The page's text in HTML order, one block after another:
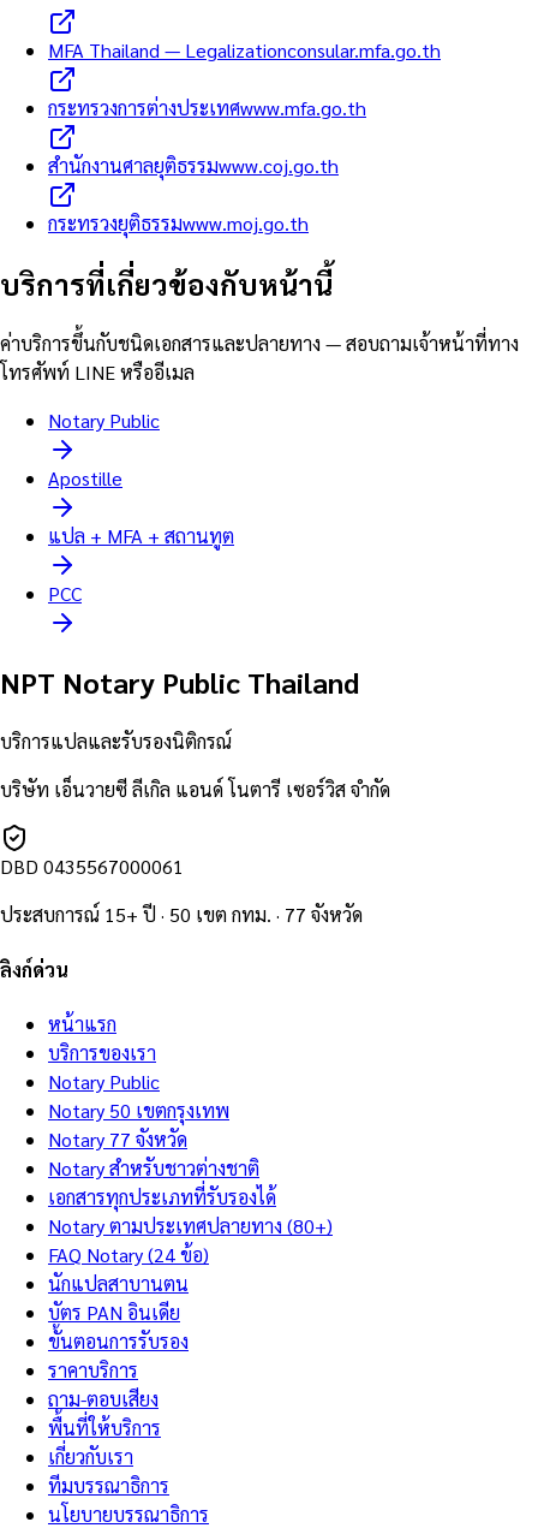
MFA Thailand — Legalizationconsular.mfa.go.th
กระทรวงการต่างประเทศwww.mfa.go.th
สำนักงานศาลยุติธรรมwww.coj.go.th
กระทรวงยุติธรรมwww.moj.go.th
บริการที่เกี่ยวข้องกับหน้านี้
ค่าบริการขึ้นกับชนิดเอกสารและปลายทาง — สอบถามเจ้าหน้าที่ทาง
โทรศัพท์ LINE หรืออีเมล
Notary Public
Apostille
แปล + MFA + สถานทูต
PCC
NPT Notary Public Thailand
บริการแปลและรับรองนิติกรณ์
บริษัท เอ็นวายซี ลีเกิล แอนด์ โนตารี เซอร์วิส จำกัด
DBD 0435567000061
ประสบการณ์ 15+ ปี · 50 เขต กทม. · 77 จังหวัด
ลิงก์ด่วน
หน้าแรก
บริการของเรา
Notary Public
Notary 50 เขตกรุงเทพ
Notary 77 จังหวัด
Notary สำหรับชาวต่างชาติ
เอกสารทุกประเภทที่รับรองได้
Notary ตามประเทศปลายทาง (80+)
FAQ Notary (24 ข้อ)
นักแปลสาบานตน
บัตร PAN อินเดีย
ขั้นตอนการรับรอง
ราคาบริการ
ถาม-ตอบเสียง
พื้นที่ให้บริการ
เกี่ยวกับเรา
ทีมบรรณาธิการ
นโยบายบรรณาธิการ